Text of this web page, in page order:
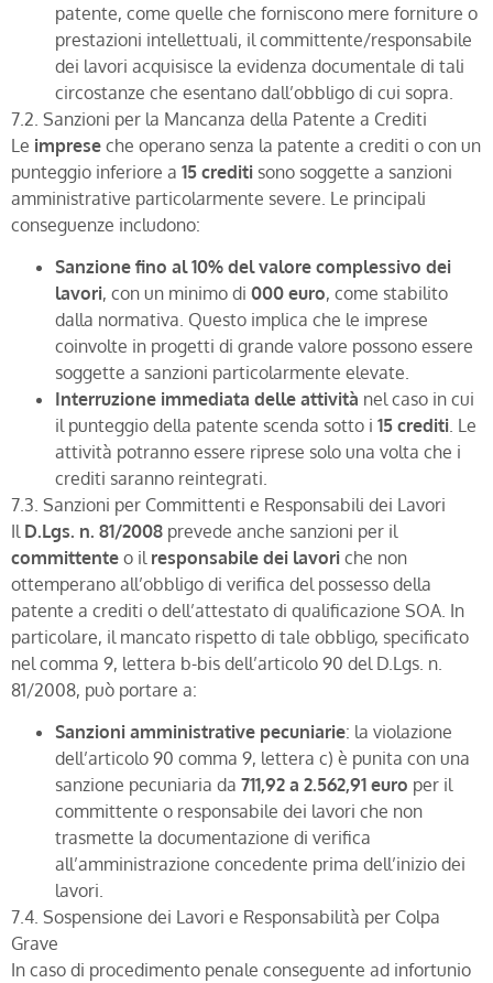
patente, come quelle che forniscono mere forniture o
prestazioni intellettuali, il committente/responsabile
dei lavori acquisisce la evidenza documentale di tali
circostanze che esentano dall’obbligo di cui sopra.
7.2. Sanzioni per la Mancanza della Patente a Crediti
Le imprese che operano senza la patente a crediti o con un
punteggio inferiore a 15 crediti sono soggette a sanzioni
amministrative particolarmente severe. Le principali
conseguenze includono:
Sanzione fino al 10% del valore complessivo dei
lavori, con un minimo di 000 euro, come stabilito
dalla normativa. Questo implica che le imprese
coinvolte in progetti di grande valore possono essere
soggette a sanzioni particolarmente elevate.
Interruzione immediata delle attività nel caso in cui
il punteggio della patente scenda sotto i 15 crediti. Le
attività potranno essere riprese solo una volta che i
crediti saranno reintegrati.
7.3. Sanzioni per Committenti e Responsabili dei Lavori
Il D.Lgs. n. 81/2008 prevede anche sanzioni per il
committente o il responsabile dei lavori che non
ottemperano all’obbligo di verifica del possesso della
patente a crediti o dell’attestato di qualificazione SOA. In
particolare, il mancato rispetto di tale obbligo, specificato
nel comma 9, lettera b-bis dell’articolo 90 del D.Lgs. n.
81/2008, può portare a:
Sanzioni amministrative pecuniarie: la violazione
dell’articolo 90 comma 9, lettera c) è punita con una
sanzione pecuniaria da 711,92 a 2.562,91 euro per il
committente o responsabile dei lavori che non
trasmette la documentazione di verifica
all’amministrazione concedente prima dell’inizio dei
lavori.
7.4. Sospensione dei Lavori e Responsabilità per Colpa
Grave
In caso di procedimento penale conseguente ad infortunio